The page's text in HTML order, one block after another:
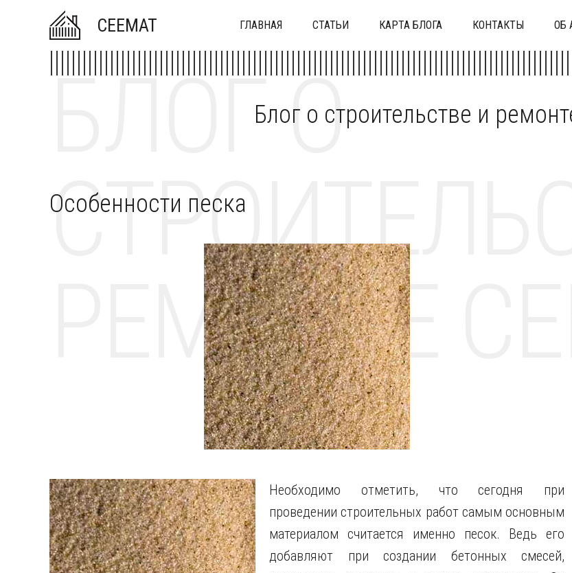
CEEMAT ГЛАВНАЯ СТАТЬИ КАРТА БЛОГА КОНТАКТЫ ОБ
Блог о строительстве и
БЛОГ О
РЕМОНТЕ
Особенности песка
Необходимо отметить, что сегодня при
проведении строительных работ самым основным
материалом считается именно песок. Ведь его
добавляют при создании бетонных смесей,